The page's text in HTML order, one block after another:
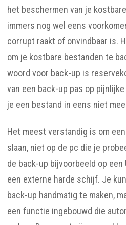
het beschermen van je
immers nog wel eens
corrupt raakt of onvindbaar is.
om je kostbare bestanden te
woord voor back-up is
van een back-up pas op
je een bestand in eens niet
Het meest verstandig is om
slaan, niet op de pc die je
de back-up bijvoorbeeld op
een externe harde schijf. Je
back-up handmatig te maken,
een functie ingebouwd die